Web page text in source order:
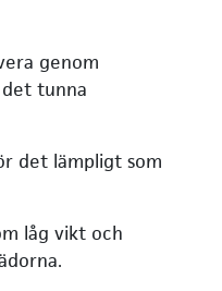
genom
tunna
det lämpligt som
låg vikt och